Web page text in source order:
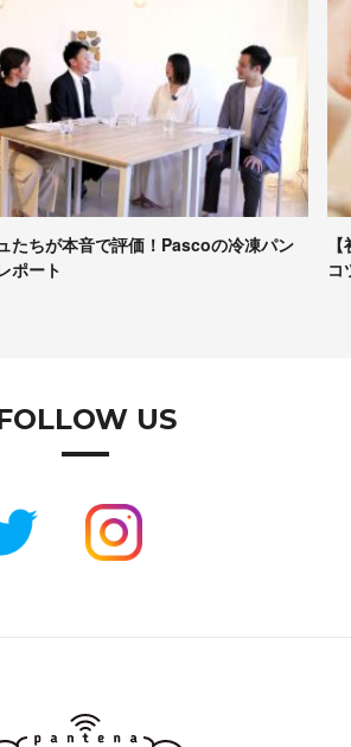
たちが本音で評価！Pascoの冷凍パン
ポート
US